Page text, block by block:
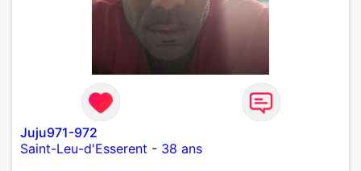
Juju971-972
Saint-Leu-d'Esserent - 38 ans